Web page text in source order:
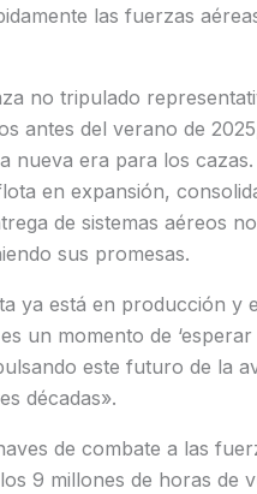
las fuerzas
no tripulado
antes del verano de
nueva era para los cazas.
en expansión,
de sistemas aéreos
sus promesas.
ya está en producción y
un momento de ‘esperar
este futuro de la
décadas».
de combate a las
9 millones de horas de